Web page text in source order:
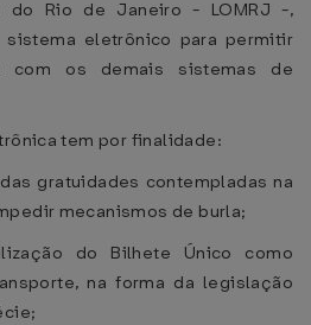
do Rio de Janeiro - LOMRJ -,
eletrônico para permitir
com os demais sistemas de
tem por finalidade:
gratuidades contempladas na
mecanismos de burla;
do Bilhete Único como
na forma da legislação